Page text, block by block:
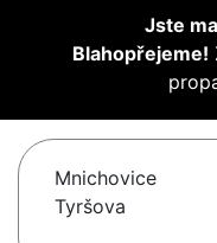
Jste
Blahopřejeme!
Mnichovice
Tyršova